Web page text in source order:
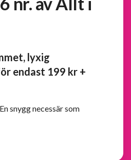
lyxig
endast 199 kr +
snygg necessär som